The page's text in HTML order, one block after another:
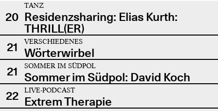
20
TANZ
Residenzsharing: Elias Kurth:
THRILL(ER)
21
VERSCHIEDENES
Wörterwirbel
21
SOMMER IM SÜDPOL
Sommer im Südpol: David Koch
22
LIVE-PODCAST
Extrem Therapie